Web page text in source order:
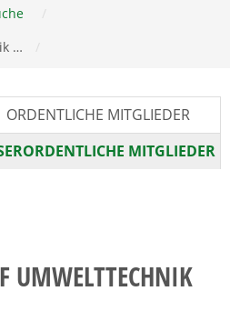
…
ORDENTLICHE MITGLIEDER
MITGLIEDER
UMWELTTECHNIK